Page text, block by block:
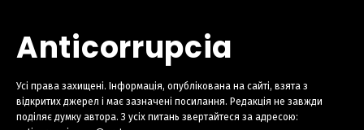
Anticorrupcia
Усі права захищені. Інформація, опублікована на сайті, взята з
відкритих джерел і має зазначені посилання. Редакція не завжди
поділяє думку автора. З усіх питань звертайтеся за адресою: